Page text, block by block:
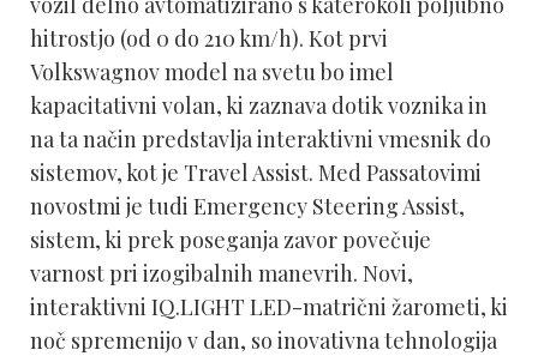
hitrostjo (od 0 do 210 km/h). Kot prvi
Volkswagnov model na svetu bo imel
kapacitativni volan, ki zaznava dotik voznika in
na ta način predstavlja interaktivni vmesnik do
sistemov, kot je Travel Assist. Med Passatovimi
novostmi je tudi Emergency Steering Assist,
sistem, ki prek poseganja zavor povečuje
varnost pri izogibalnih manevrih. Novi,
interaktivni IQ.LIGHT LED-matrični žarometi, ki
noč spremenijo v dan, so inovativna tehnologija